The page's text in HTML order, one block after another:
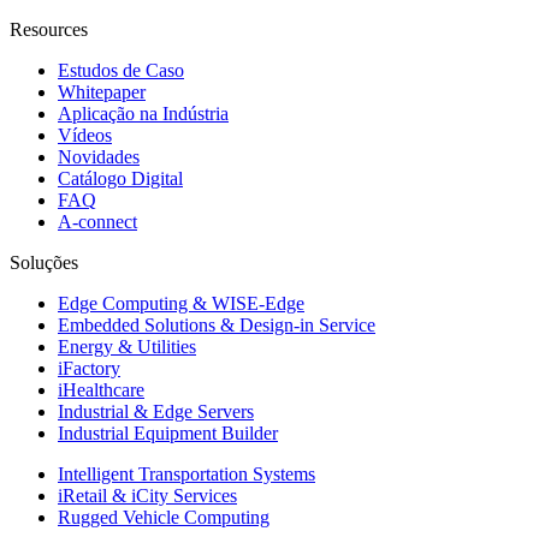
Resources
Estudos de Caso
Whitepaper
Aplicação na Indústria
Vídeos
Novidades
Catálogo Digital
FAQ
A-connect
Soluções
Edge Computing & WISE-Edge
Embedded Solutions & Design-in Service
Energy & Utilities
iFactory
iHealthcare
Industrial & Edge Servers
Industrial Equipment Builder
Intelligent Transportation Systems
iRetail & iCity Services
Rugged Vehicle Computing